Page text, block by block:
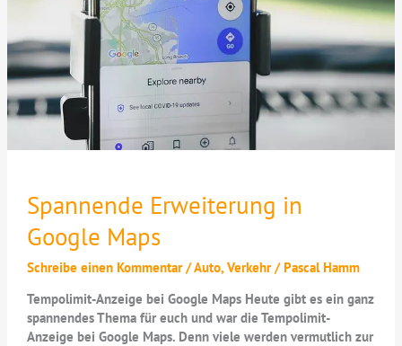
Spannende Erweiterung in
Google Maps
Schreibe einen Kommentar /Auto, Verkehr/Pascal Hamm
Tempolimit-Anzeige bei Google Maps Heute gibt es ein ganz
spannendes Thema für euch und war die Tempolimit-
Anzeige bei Google Maps. Denn viele werden vermutlich zur